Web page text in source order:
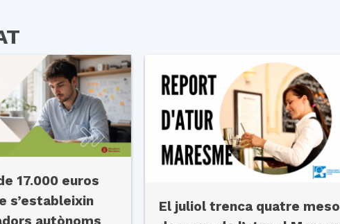
17.000 euros
s’estableixin
El juliol trenca quatre